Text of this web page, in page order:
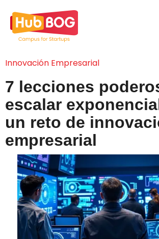
Innovación Empresarial
7 lecciones
escalar
un reto de
empresarial